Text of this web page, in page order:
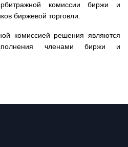
комиссии биржи и
биржевой торговли.
комиссией решения являются
членами биржи и